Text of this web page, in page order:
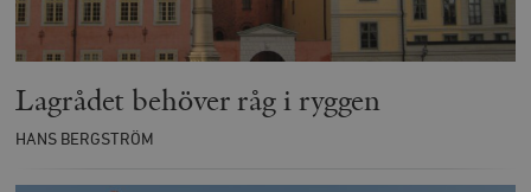
Lagrådet behöver råg i ryggen
HANS BERGSTRÖM